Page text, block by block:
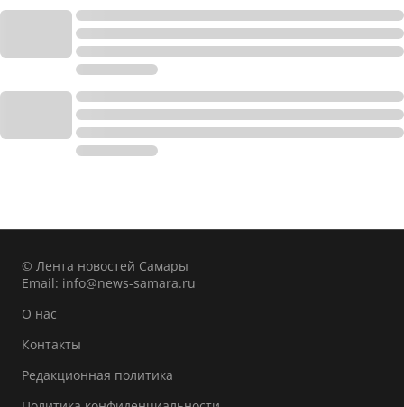
© Лента новостей Самары
Email: info@news-samara.ru
О нас
Контакты
Редакционная политика